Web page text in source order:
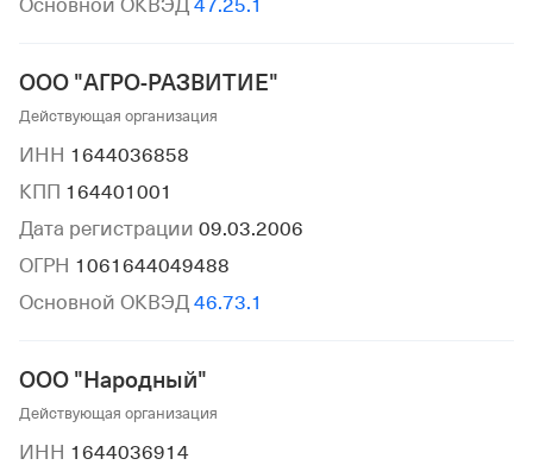
Основной ОКВЭД 47.25.1
ООО "АГРО-РАЗВИТИЕ"
Действующая организация
ИНН 1644036858
КПП 164401001
Дата регистрации 09.03.2006
ОГРН 1061644049488
Основной ОКВЭД 46.73.1
ООО "Народный"
Действующая организация
ИНН 1644036914